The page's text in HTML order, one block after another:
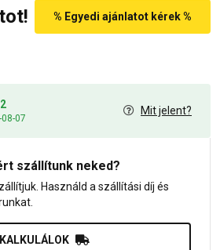
% Egyedi ajánlatot kérek %
07
Mit jelent?
szállítunk neked?
Használd a szállítási díj és
KALKULÁLOK